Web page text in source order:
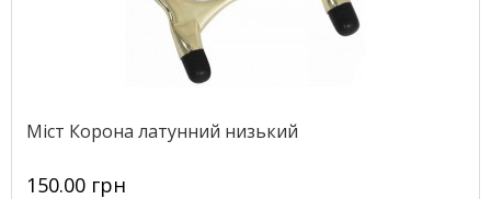
Міст Корона латунний низький
150.00 грн